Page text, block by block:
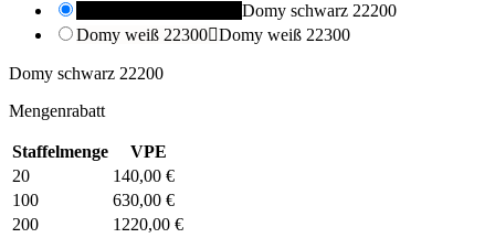
Domy schwarz 22200
Domy weiß 22300Domy weiß 22300
Domy schwarz 22200
Mengenrabatt
Staffelmenge
VPE
20
140,00 €
100
630,00 €
200
1220,00 €